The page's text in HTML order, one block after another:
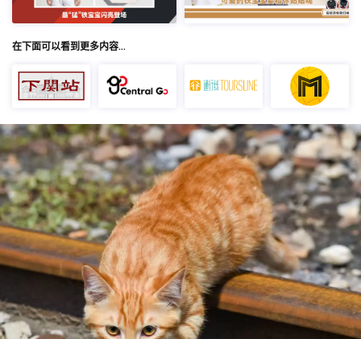
在下面可以看到更多内容…